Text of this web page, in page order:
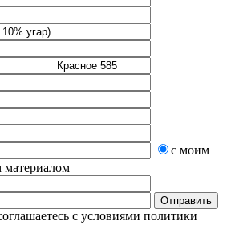
с моим
с условиями политики